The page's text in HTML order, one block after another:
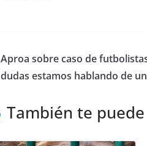
Aproa sobre caso de
dudas estamos hablando de
También te